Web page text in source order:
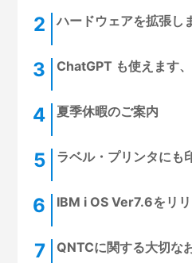
ハードウェアを拡張し
ChatGPT も使えます、
夏季休暇のご案内
ラベル・プリンタにも
IBM i OS Ver7.6をリ
QNTCに関する大切な